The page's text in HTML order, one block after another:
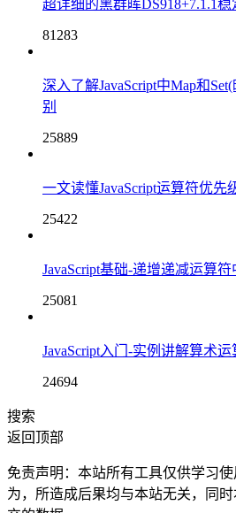
超详细的黑群晖DS918+7.1.1
81283
深入了解JavaScript中Map和
别
25889
一文读懂JavaScript运算符优先
25422
JavaScript基础-递增递减运算
25081
JavaScript入门-实例讲解算术运
24694
搜索
返回顶部
免责声明：本站所有工具仅供学习
为，所造成后果均与本站无关，同